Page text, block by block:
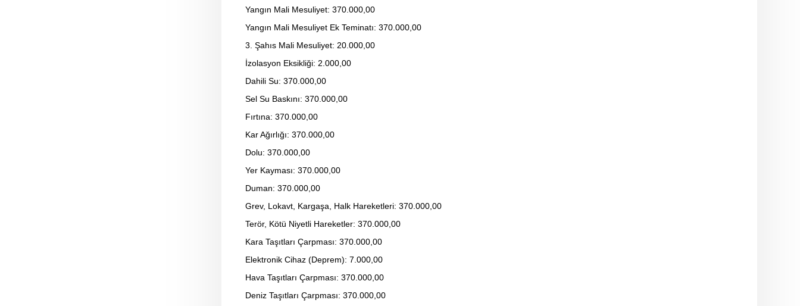
Yangın Mali Mesuliyet: 370.000,00
Yangın Mali Mesuliyet Ek Teminatı: 370.000,00
3. Şahıs Mali Mesuliyet: 20.000,00
İzolasyon Eksikliği: 2.000,00
Dahili Su: 370.000,00
Sel Su Baskını: 370.000,00
Fırtına: 370.000,00
Kar Ağırlığı: 370.000,00
Dolu: 370.000,00
Yer Kayması: 370.000,00
Duman: 370.000,00
Grev, Lokavt, Kargaşa, Halk Hareketleri: 370.000,00
Terör, Kötü Niyetli Hareketler: 370.000,00
Kara Taşıtları Çarpması: 370.000,00
Elektronik Cihaz (Deprem): 7.000,00
Hava Taşıtları Çarpması: 370.000,00
Deniz Taşıtları Çarpması: 370.000,00